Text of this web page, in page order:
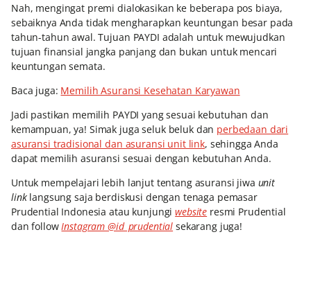
Nah, mengingat premi dialokasikan ke beberapa pos biaya,
sebaiknya Anda tidak mengharapkan keuntungan besar pada
tahun-tahun awal. Tujuan PAYDI adalah untuk mewujudkan
tujuan finansial jangka panjang dan bukan untuk mencari
keuntungan semata.
Baca juga: Memilih Asuransi Kesehatan Karyawan
Jadi pastikan memilih PAYDI yang sesuai kebutuhan dan
kemampuan, ya! Simak juga seluk beluk dan perbedaan dari
asuransi tradisional dan asuransi unit link, sehingga Anda
dapat memilih asuransi sesuai dengan kebutuhan Anda.
Untuk mempelajari lebih lanjut tentang asuransi jiwa unit
link langsung saja berdiskusi dengan tenaga pemasar
Prudential Indonesia atau kunjungiwebsite resmi Prudential
dan follow Instagram @id_prudential sekarang juga!